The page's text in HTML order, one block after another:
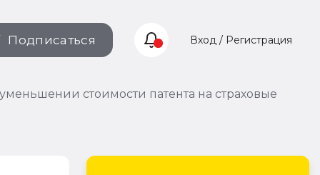
Подписаться Вход / Регистрация
стоимости патента на страховые